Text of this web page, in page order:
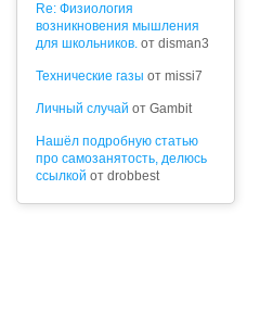
Re: Физиология
возникновения мышления
для школьников. от disman3
Технические газы от missi7
Личный случай от Gambit
Нашёл подробную статью
про самозанятость, делюсь
ссылкой от drobbest